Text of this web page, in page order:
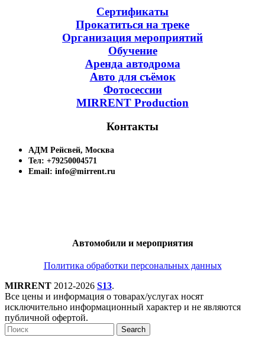
Сертификаты
Прокатиться на треке
Организация мероприятий
Обучение
Аренда автодрома
Авто для съёмок
Фотосессии
MIRRENT Production
Контакты
АДМ Рейсвей, Москва
Тел: +79250004571
Email: info@mirrent.ru
Автомобили и мероприятия
Политика обработки персональных данных
MIRRENT 2012-2026 S13.
Все цены и информация о товарах/услугах носят
исключительно информационный характер и не являются
публичной офертой.
Search